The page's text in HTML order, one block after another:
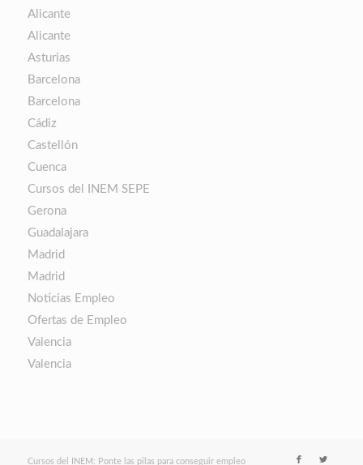
Alicante
Alicante
Asturias
Barcelona
Barcelona
Cádiz
Castellón
Cuenca
Cursos del INEM SEPE
Gerona
Guadalajara
Madrid
Madrid
Noticias Empleo
Ofertas de Empleo
Valencia
Valencia
Cursos del INEM: Ponte las pilas para conseguir empleo